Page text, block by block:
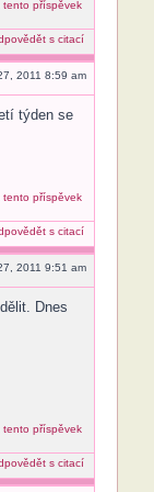
2011 8:59 am
týden se
2011 9:51 am
Dnes